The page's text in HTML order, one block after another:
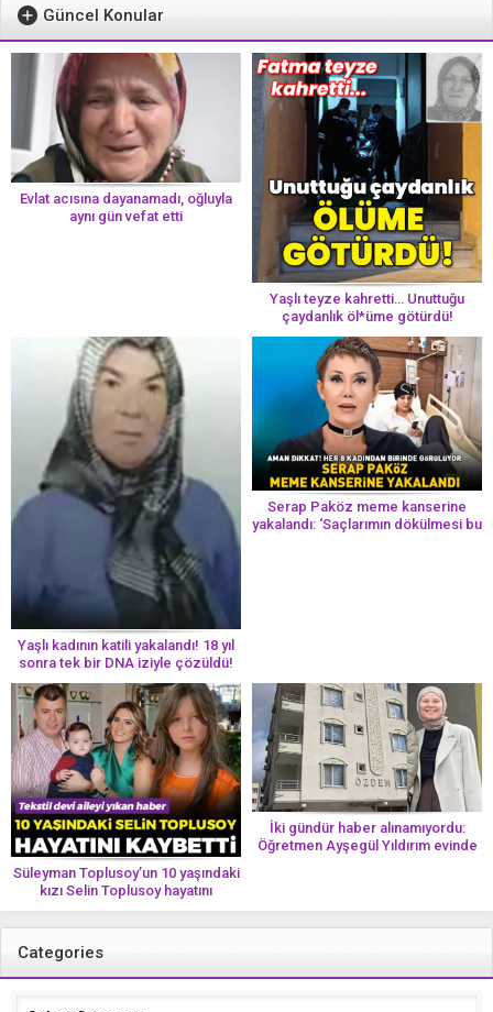
Güncel Konular
Evlat acısına dayanamadı, oğluyla
aynı gün vefat etti
Yaşlı teyze kahretti… Unuttuğu
çaydanlık öl*üme götürdü!
Yaşlı kadının katili yakalandı! 18 yıl
sonra tek bir DNA iziyle çözüldü!
Serap Paköz meme kanserine
yakalandı: ‘Saçlarımın dökülmesi bu
Süleyman Toplusoy’un 10 yaşındaki
kızı Selin Toplusoy hayatını
kaybetti! ‘Ah dünya güzeli melek’
İki gündür haber alınamıyordu:
Öğretmen Ayşegül Yıldırım evinde
Categories
Categories